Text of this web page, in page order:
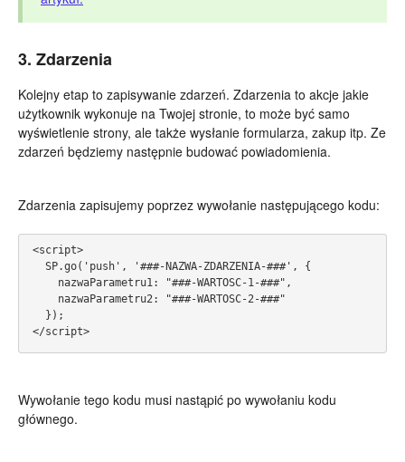
3. Zdarzenia
Kolejny etap to zapisywanie zdarzeń. Zdarzenia to akcje jakie
użytkownik wykonuje na Twojej stronie, to może być samo
wyświetlenie strony, ale także wysłanie formularza, zakup itp. Ze
zdarzeń będziemy następnie budować powiadomienia.
Zdarzenia zapisujemy poprzez wywołanie następującego kodu:
<script>
  SP.go('push', '###-NAZWA-ZDARZENIA-###', {
    nazwaParametru1: "###-WARTOSC-1-###",
    nazwaParametru2: "###-WARTOSC-2-###"
  });
</script>
Wywołanie tego kodu musi nastąpić po wywołaniu kodu
głównego.